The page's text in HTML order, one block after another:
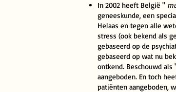
In 2002 heeft België "
geneeskunde, een
Helaas en tegen alle
stress (ook bekend als
gebaseerd op de
gebaseerd op wat nu
ontkend. Beschouwd
aangeboden. En toch
patiënten aangeboden,